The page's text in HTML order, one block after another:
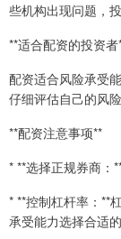
些机构出现问题，
**适合配资的投资者
配资适合风险承受
仔细评估自己的风
**配资注意事项**
* **选择正规券商：
* **控制杠杆率：**
承受能力选择合适的